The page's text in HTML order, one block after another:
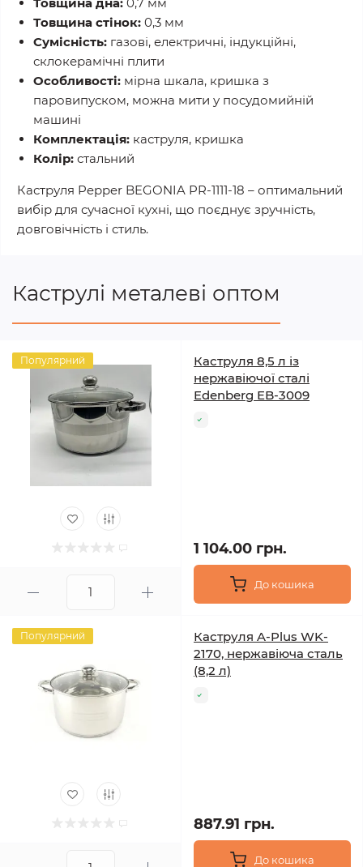
Товщина стінок: 0,3 мм
Сумісність: газові, електричні, індукційні,
склокерамічні плити
Особливості: мірна шкала, кришка з
паровипуском, можна мити у посудомийній
машині
Комплектація: каструля, кришка
Колір: стальний
Каструля Pepper BEGONIA PR-1111-18 – оптимальний
вибір для сучасної кухні, що поєднує зручність,
довговічність і стиль.
Каструлі металеві оптом
Популярний
Каструля 8,5 л із
нержавіючої сталі
Edenberg EB-3009
1 104.00 грн.
До кошика
Популярний
Каструля A-Plus WK-
2170, нержавіюча сталь
(8,2 л)
887.91 грн.
До кошика